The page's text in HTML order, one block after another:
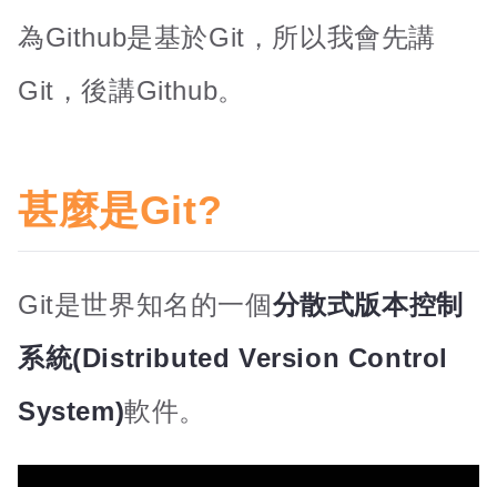
為Github是基於Git，所以我會先講
Git，後講Github。
甚麼是Git?
Git是世界知名的一個分散式版本控制
系統(Distributed Version Control
System)軟件。